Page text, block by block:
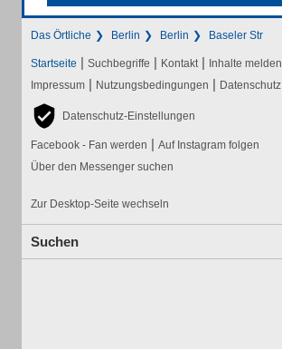
Das Örtliche Berlin Berlin Baseler Str
Startseite | Suchbegriffe | Kontakt | Inhalte melden
Impressum | Nutzungsbedingungen | Datenschutz
Datenschutz-Einstellungen
Facebook - Fan werden | Auf Instagram folgen
Über den Messenger suchen
Zur Desktop-Seite wechseln
Suchen